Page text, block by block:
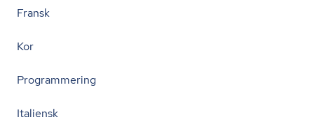
Fransk
Kor
Programmering
Italiensk